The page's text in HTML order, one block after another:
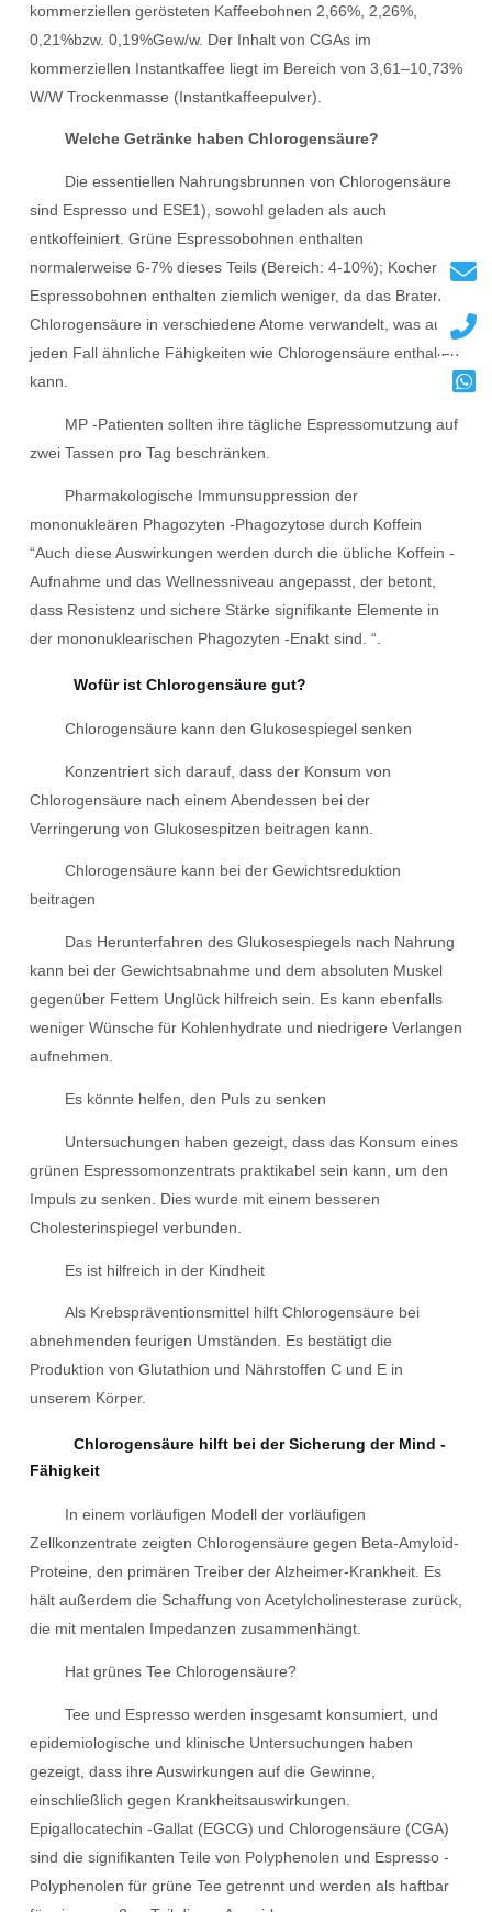
kommerziellen gerösteten Kaffeebohnen 2,66%, 2,26%,
0,21%bzw. 0,19%Gew/w. Der Inhalt von CGAs im
kommerziellen Instantkaffee liegt im Bereich von 3,61–10,73%
W/W Trockenmasse (Instantkaffeepulver).
Welche Getränke haben Chlorogensäure?
Die essentiellen Nahrungsbrunnen von Chlorogensäure
sind Espresso und ESE1), sowohl geladen als auch
entkoffeiniert. Grüne Espressobohnen enthalten
normalerweise 6-7% dieses Teils (Bereich: 4-10%); Kocherte
Espressobohnen enthalten ziemlich weniger, da das Braten
Chlorogensäure in verschiedene Atome verwandelt, was auf
jeden Fall ähnliche Fähigkeiten wie Chlorogensäure enthalten
kann.
MP -Patienten sollten ihre tägliche Espressomutzung auf
zwei Tassen pro Tag beschränken.
Pharmakologische Immunsuppression der
mononukleären Phagozyten -Phagozytose durch Koffein
“Auch diese Auswirkungen werden durch die übliche Koffein -
Aufnahme und das Wellnessniveau angepasst, der betont,
dass Resistenz und sichere Stärke signifikante Elemente in
der mononuklearischen Phagozyten -Enakt sind. “.
Wofür ist Chlorogensäure gut?
Chlorogensäure kann den Glukosespiegel senken
Konzentriert sich darauf, dass der Konsum von
Chlorogensäure nach einem Abendessen bei der
Verringerung von Glukosespitzen beitragen kann.
Chlorogensäure kann bei der Gewichtsreduktion
beitragen
Das Herunterfahren des Glukosespiegels nach Nahrung
kann bei der Gewichtsabnahme und dem absoluten Muskel
gegenüber Fettem Unglück hilfreich sein. Es kann ebenfalls
weniger Wünsche für Kohlenhydrate und niedrigere Verlangen
aufnehmen.
Es könnte helfen, den Puls zu senken
Untersuchungen haben gezeigt, dass das Konsum eines
grünen Espressomonzentrats praktikabel sein kann, um den
Impuls zu senken. Dies wurde mit einem besseren
Cholesterinspiegel verbunden.
Es ist hilfreich in der Kindheit
Als Krebspräventionsmittel hilft Chlorogensäure bei
abnehmenden feurigen Umständen. Es bestätigt die
Produktion von Glutathion und Nährstoffen C und E in
unserem Körper.
Chlorogensäure hilft bei der Sicherung der Mind -
Fähigkeit
In einem vorläufigen Modell der vorläufigen
Zellkonzentrate zeigten Chlorogensäure gegen Beta-Amyloid-
Proteine, den primären Treiber der Alzheimer-Krankheit. Es
hält außerdem die Schaffung von Acetylcholinesterase zurück,
die mit mentalen Impedanzen zusammenhängt.
Hat grünes Tee Chlorogensäure?
Tee und Espresso werden insgesamt konsumiert, und
epidemiologische und klinische Untersuchungen haben
gezeigt, dass ihre Auswirkungen auf die Gewinne,
einschließlich gegen Krankheitsauswirkungen.
Epigallocatechin -Gallat (EGCG) und Chlorogensäure (CGA)
sind die signifikanten Teile von Polyphenolen und Espresso -
Polyphenolen für grüne Tee getrennt und werden als haftbar